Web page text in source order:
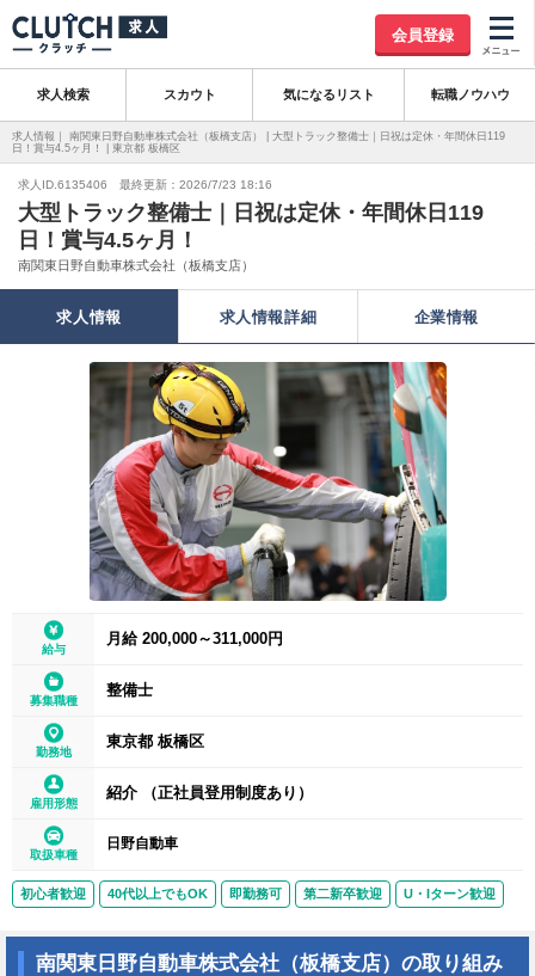
会員登録
求人検索 スカウト 気になるリスト 転職ノウハウ
求人情報｜ 南関東日野自動車株式会社（板橋支店） | 大型トラック整備士｜日祝は定休・年間休日119
日！賞与4.5ヶ月！ | 東京都 板橋区
求人ID.6135406 最終更新：2026/7/23 18:16
大型トラック整備士｜日祝は定休・年間休日119
日！賞与4.5ヶ月！
南関東日野自動車株式会社（板橋支店）
求人情報 求人情報詳細 企業情報
給与
月給 200,000～311,000円
募集職種
整備士
勤務地
東京都 板橋区
雇用形態
紹介 （正社員登用制度あり）
取扱車種
日野自動車
初心者歓迎 40代以上でもOK 即勤務可 第二新卒歓迎 U・Iターン歓迎
南関東日野自動車株式会社（板橋支店）の取り組み